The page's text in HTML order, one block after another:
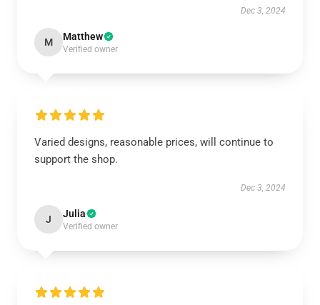
Dec 3, 2024
M Matthew
Verified owner
Varied designs, reasonable prices, will continue to
support the shop.
Dec 3, 2024
J Julia
Verified owner